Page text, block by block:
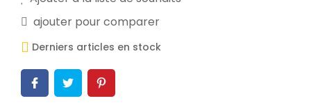
ajouter pour comparer
Derniers articles en stock